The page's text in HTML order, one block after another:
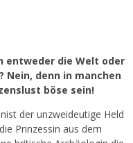
entweder die Welt oder
Nein, denn in manchen
böse sein!
der unzweideutige Held
Prinzessin aus dem